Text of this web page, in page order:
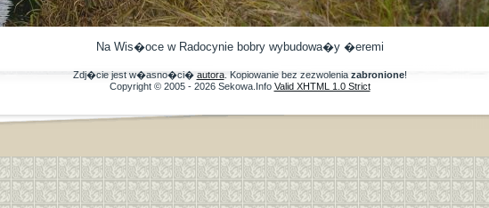
Na Wis�oce w Radocynie bobry wybudowa�y �eremi
Zdj�cie jest w�asno�ci� autora. Kopiowanie bez zezwolenia zabronione!
Copyright © 2005 - 2026 Sekowa.Info Valid XHTML 1.0 Strict